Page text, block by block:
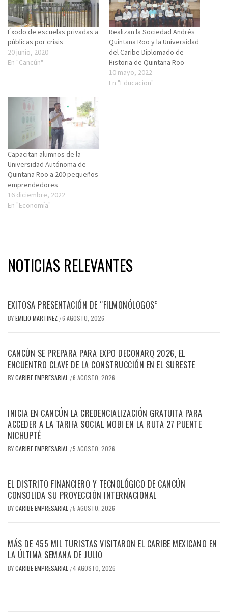
Éxodo de escuelas privadas a
públicas por crisis
20 junio, 2020
En "Cancún"
Realizan la Sociedad Andrés
Quintana Roo y la Universidad
del Caribe Diplomado de
Historia de Quintana Roo
10 mayo, 2022
En "Educacion"
Capacitan alumnos de la
Universidad Autónoma de
Quintana Roo a 200 pequeños
emprendedores
16 diciembre, 2022
En "Economía"
NOTICIAS RELEVANTES
EXITOSA PRESENTACIÓN DE “FILMONÓLOGOS”
BYEMILIO MARTINEZ /6 AGOSTO, 2026
CANCÚN SE PREPARA PARA EXPO DECONARQ 2026, EL
ENCUENTRO CLAVE DE LA CONSTRUCCIÓN EN EL SURESTE
BYCARIBE EMPRESARIAL /6 AGOSTO, 2026
INICIA EN CANCÚN LA CREDENCIALIZACIÓN GRATUITA PARA
ACCEDER A LA TARIFA SOCIAL MOBI EN LA RUTA 27 PUENTE
NICHUPTÉ
BYCARIBE EMPRESARIAL /5 AGOSTO, 2026
EL DISTRITO FINANCIERO Y TECNOLÓGICO DE CANCÚN
CONSOLIDA SU PROYECCIÓN INTERNACIONAL
BYCARIBE EMPRESARIAL /5 AGOSTO, 2026
MÁS DE 455 MIL TURISTAS VISITARON EL CARIBE MEXICANO EN
LA ÚLTIMA SEMANA DE JULIO
BYCARIBE EMPRESARIAL /4 AGOSTO, 2026